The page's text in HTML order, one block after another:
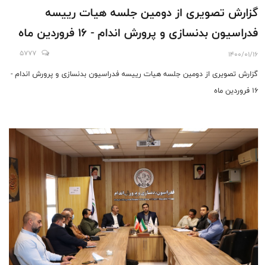
گزارش تصویری از دومین جلسه هیات رییسه
فدراسیون بدنسازی و پرورش اندام - 16 فروردین ماه
1400/01/16
5777
گزارش تصویری از دومین جلسه هیات رییسه فدراسیون بدنسازی و پرورش اندام -
16 فروردین ماه